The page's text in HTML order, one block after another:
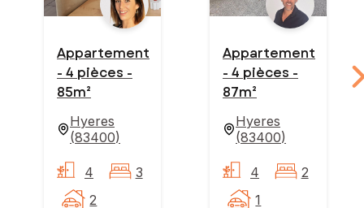
Appartement
- 4 pièces -
85m²
Hyeres
(83400)
4
3
2
Appartement
- 4 pièces -
87m²
Hyeres
(83400)
4
2
1